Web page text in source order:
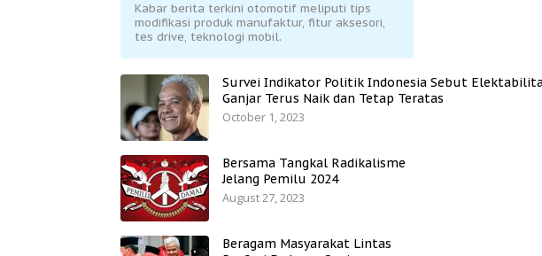
Kabar berita terkini otomotif meliputi tips
modifikasi produk manufaktur, fitur aksesori,
tes drive, teknologi mobil.
Survei Indikator Politik Indonesia Sebut
Ganjar Terus Naik dan Tetap Teratas
October 1, 2023
Bersama Tangkal Radikalisme
Jelang Pemilu 2024
August 27, 2023
Beragam Masyarakat Lintas